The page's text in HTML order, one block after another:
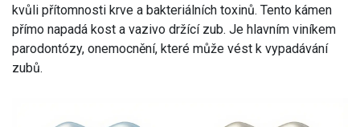
kvůli přítomnosti krve a bakteriálních toxinů. Tento kámen
přímo napadá kost a vazivo držící zub. Je hlavním viníkem
parodontózy, onemocnění, které může vést k vypadávání
zubů.